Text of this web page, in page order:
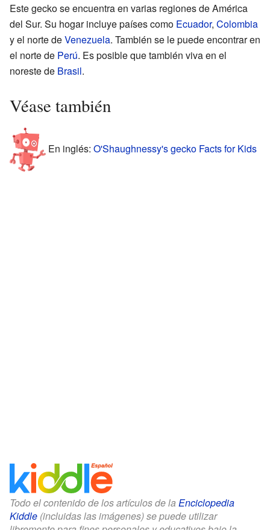
Este gecko se encuentra en varias regiones de América
del Sur. Su hogar incluye países como Ecuador, Colombia
y el norte deVenezuela. También se le puede encontrar en
el norte de Perú. Es posible que también viva en el
noreste de Brasil.
Véase también
En inglés: O'Shaughnessy's gecko Facts for Kids
Todo el contenido de los artículos de la Enciclopedia
Kiddle (incluidas las imágenes) se puede utilizar